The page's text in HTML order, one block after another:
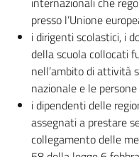
presso l’Unione
i dirigenti scolastici, i
della scuola collocati
nell’ambito di attività
nazionale e le
i dipendenti delle
assegnati a prestare
collegamento delle